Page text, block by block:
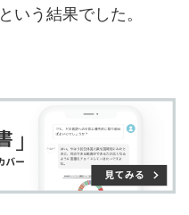
という結果でした。